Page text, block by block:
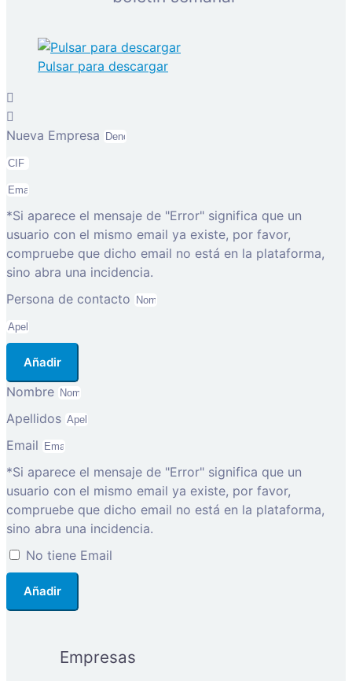
Pulsar para descargar
Nueva Empresa
*Si aparece el mensaje de "Error" significa que un
usuario con el mismo email ya existe, por favor,
compruebe que dicho email no está en la plataforma,
sino abra una incidencia.
Persona de contacto
Añadir
Nombre
Apellidos
Email
*Si aparece el mensaje de "Error" significa que un
usuario con el mismo email ya existe, por favor,
compruebe que dicho email no está en la plataforma,
sino abra una incidencia.
No tiene Email
Añadir
Empresas